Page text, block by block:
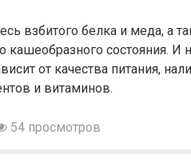
взбитого белка и меда, а
состояния. И
от качества питания,
и витаминов.
54 просмотров